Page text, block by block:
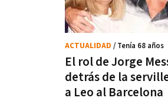
El rol de Jorge
detrás de la
a Leo al Barcelona
ACTUALIDAD / Tenía 68 años